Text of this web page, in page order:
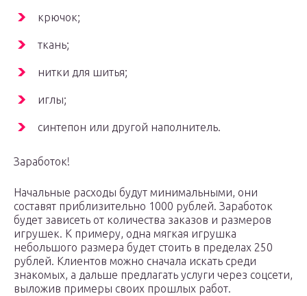
крючок;
ткань;
нитки для шитья;
иглы;
синтепон или другой наполнитель.
Заработок!
Начальные расходы будут минимальными, они
составят приблизительно 1000 рублей. Заработок
будет зависеть от количества заказов и размеров
игрушек. К примеру, одна мягкая игрушка
небольшого размера будет стоить в пределах 250
рублей. Клиентов можно сначала искать среди
знакомых, а дальше предлагать услуги через соцсети,
выложив примеры своих прошлых работ.